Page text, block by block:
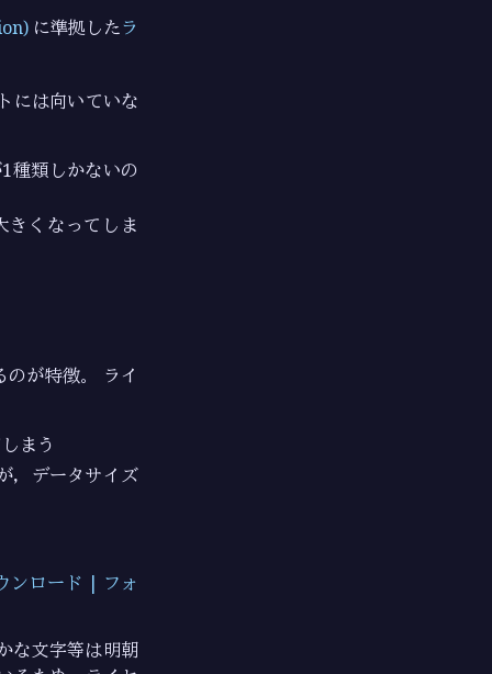
に準拠したラ
には向いていな
種類しかないの
きくなってしま
が特徴。 ライ
まう
，データサイズ
ンロード | フォ
な文字等は明朝